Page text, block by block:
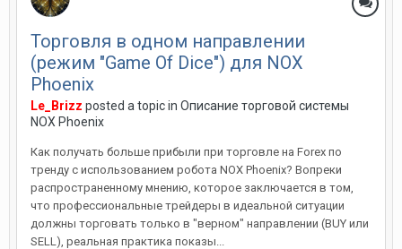
Торговля в одном направлении
(режим "Game Of Dice") для NOX
Phoenix
Le_Brizz posted a topic in Описание торговой системы
NOX Phoenix
Как получать больше прибыли при торговле на Forex по
тренду с использованием робота NOX Phoenix? Вопреки
распространенному мнению, которое заключается в том,
что профессиональные трейдеры в идеальной ситуации
должны торговать только в "верном" направлении (BUY или
SELL), реальная практика показы...